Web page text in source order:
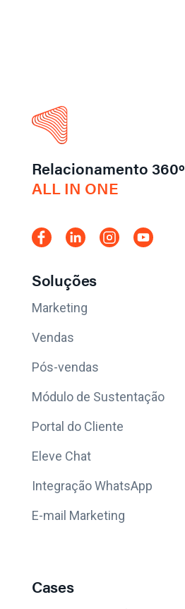
Relacionamento 360º
ALL IN ONE
Soluções
Marketing
Vendas
Pós-vendas
Módulo de Sustentação
Portal do Cliente
Eleve Chat
Integração WhatsApp
E-mail Marketing
Cases